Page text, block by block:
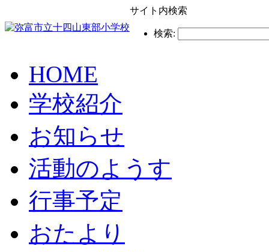
サイト内検索
検索:
HOME
学校紹介
お知らせ
活動のようす
行事予定
おたより